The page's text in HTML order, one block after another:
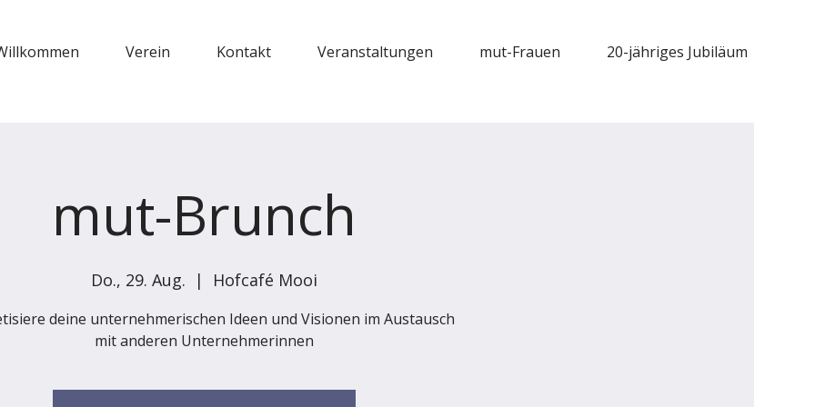
Verein Kontakt Veranstaltungen mut-Frauen 20-jähriges Jubiläum
mut-Brunch
Do., 29. Aug.
  |
Hofcafé Mooi
deine unternehmerischen Ideen und Visionen im Austausch